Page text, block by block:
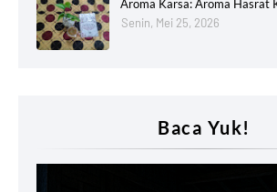
Aroma Karsa: Aroma Hasrat
Senin, Mei 25, 2026
Baca Yuk!